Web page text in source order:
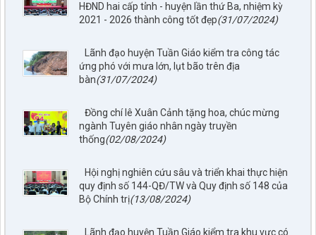
HĐND hai cấp tỉnh - huyện lần thứ Ba, nhiệm kỳ
2021 - 2026 thành công tốt đẹp(31/07/2024)
Lãnh đạo huyện Tuần Giáo kiểm tra công tác
ứng phó với mưa lớn, lụt bão trên địa
bàn(31/07/2024)
Đồng chí lê Xuân Cảnh tặng hoa, chúc mừng
ngành Tuyên giáo nhân ngày truyền
thống(02/08/2024)
Hội nghị nghiên cứu sâu và triển khai thực hiện
quy định số 144-QĐ/TW và Quy định số 148 của
Bộ Chính trị(13/08/2024)
Lãnh đạo huyện Tuần Giáo kiểm tra khu vực có